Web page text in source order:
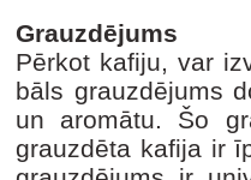
Grauzdējums
Pērkot kafiju, var
bāls grauzdējums
un aromātu. Šo
grauzdēta kafija ir